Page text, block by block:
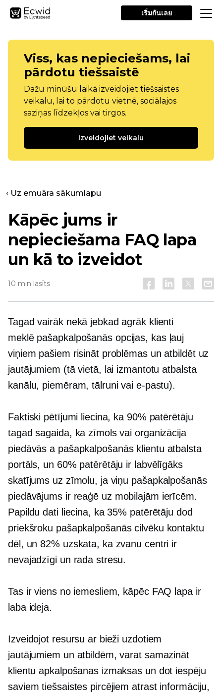
เริ่มกันเลย
Viss, kas nepieciešams, lai
pārdotu tiešsaistē
Dažu minūšu laikā izveidojiet tiešsaistes
veikalu, lai to pārdotu vietnē, sociālajos
saziņas līdzekļos vai tirgos.
Izveidojiet veikalu
‹ Uz emuāra sākumlapu
Kāpēc jums ir
nepieciešama FAQ lapa
un kā to izveidot
10 min lasīts
Tagad vairāk nekā jebkad agrāk klienti
meklē pašapkalpošanāsopcijas, kas ļauj
viņiem pašiem risināt problēmas un atbildēt uz
jautājumiem (tā vietā, lai izmantotu atbalsta
kanālu, piemēram, tālruni vai e-pastu).
Faktiski pētījumi liecina, ka 90% patērētāju
tagad sagaida, ka zīmols vai organizācija
piedāvās a pašapkalpošanāsklientu atbalsta
portāls, un 60% patērētāju ir labvēlīgāks
skatījums uz zīmolu, ja viņu pašapkalpošanās
piedāvājums ir reaģē uz mobilajām ierīcēm.
Papildu dati liecina, ka 35% patērētāju dod
priekšroku pašapkalpošanāscilvēku kontaktu
dēļ, un 82% uzskata, ka zvanu centri ir
nevajadzīgi un rada stresu.
Tas ir viens no iemesliem, kāpēc FAQ lapa ir
laba ideja.
Izveidojot resursu ar bieži uzdotiem
jautājumiem un atbildēm, varat samazināt
klientu apkalpošanas izmaksas un dot iespēju
saviem tiešsaistes pircējiem atrast informāciju,